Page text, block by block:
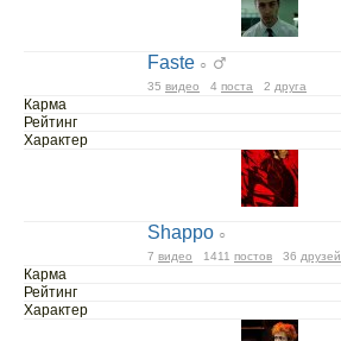
Faste ○
35 видео 4 поста 2 друга
Карма
Рейтинг
Характер
Shappo ○
7 видео 1411 постов 36 друзей
Карма
Рейтинг
Характер